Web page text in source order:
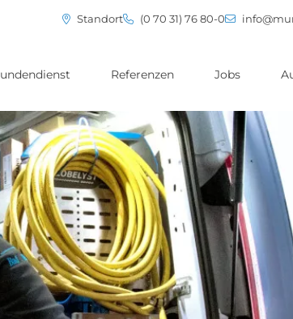
Standort (0 70 31) 76 80-0
Referenzen Jobs